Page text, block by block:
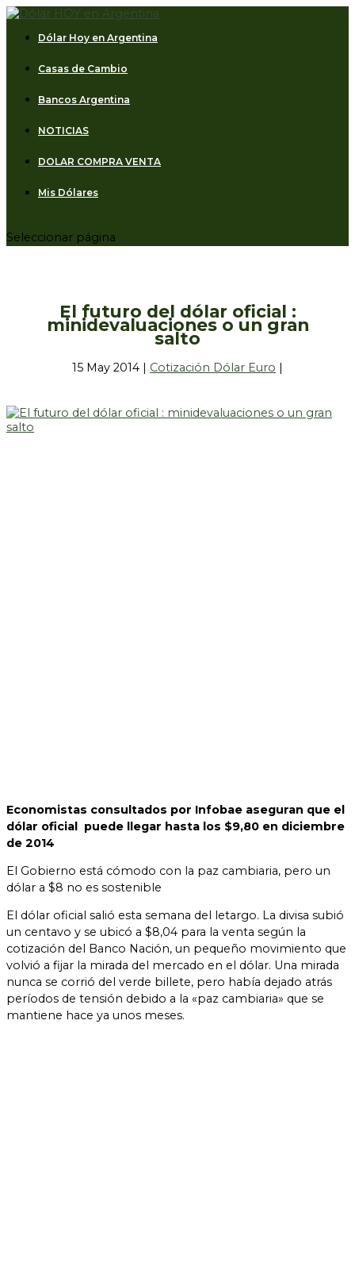
Dólar Hoy en Argentina
Casas de Cambio
Bancos Argentina
NOTICIAS
DOLAR COMPRA VENTA
Mis Dólares
Seleccionar página
El futuro del dólar oficial :
minidevaluaciones o un gran
salto
15 May 2014 | Cotización Dólar Euro |
Economistas consultados por Infobae aseguran que el
dólar oficial puede llegar hasta los $9,80 en diciembre
de 2014
El Gobierno está cómodo con la paz cambiaria, pero un
dólar a $8 no es sostenible
El dólar oficial salió esta semana del letargo. La divisa subió
un centavo y se ubicó a $8,04 para la venta según la
cotización del Banco Nación, un pequeño movimiento que
volvió a fijar la mirada del mercado en el dólar. Una mirada
nunca se corrió del verde billete, pero había dejado atrás
períodos de tensión debido a la «paz cambiaria» que se
mantiene hace ya unos meses.